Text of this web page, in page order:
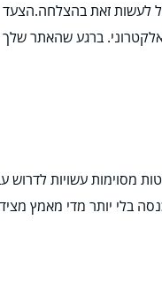
לעשות זאת בהצלחה.הצעד
ברגע שהאתר
מסוימות עשויות
בלי יותר מדי מאמץ